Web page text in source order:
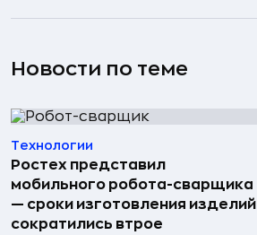
Новости по теме
Технологии
Ростех представил
мобильного робота-сварщика
— сроки изготовления изделий
сократились втрое